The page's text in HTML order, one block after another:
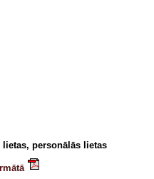
personālās lietas